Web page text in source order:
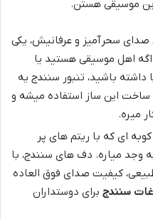
موسیقی هستن.
صدای سحرآمیز و عرفانیش، یکی
اگه اهل موسیقی هستید یا
باشید، تنبور سنندج یه
ساخت این ساز استفاده میشه و
میره.
ای که با ریتم های پر
وجد میاره. دف های سنندج، با
کیفیت صدای فوق العاده
سنندج برای دوستداران